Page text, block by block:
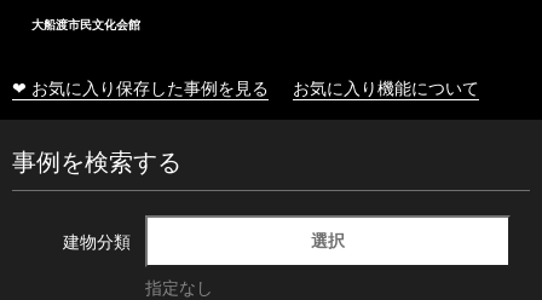
大船渡市民文化会館
❤ お気に入り保存した事例を見る お気に入り機能について
事例を検索する
建物分類 選択
指定なし